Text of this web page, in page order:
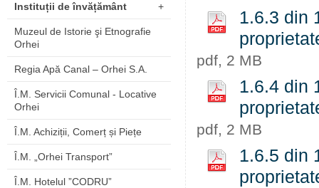
Instituții de învățământ +
Muzeul de Istorie şi Etnografie
Orhei
Regia Apă Canal – Orhei S.A.
Î.M. Servicii Comunal - Locative
Orhei
Î.M. Achiziții, Comerț și Piețe
Î.M. „Orhei Transport”
Î.M. Hotelul ”CODRU”
1.6.3 din
pdf, 2 MB
1.6.4 din
pdf, 2 MB
1.6.5 din